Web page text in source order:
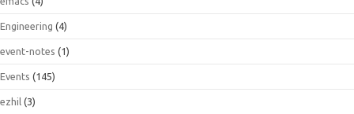
Engineering (4)
event-notes (1)
Events (145)
ezhil (3)